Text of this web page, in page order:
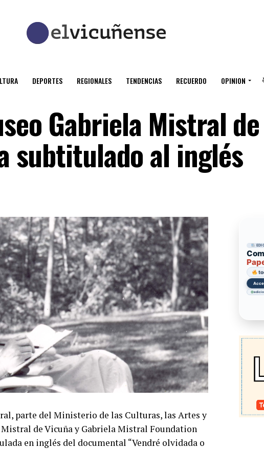
DEPORTES REGIONALES TENDENCIAS RECUERDO OPINION
Gabriela Mistral de
subtitulado al inglés
parte del Ministerio de las Culturas, las Artes y
de Vicuña y Gabriela Mistral Foundation
en inglés del documental “Vendré olvidada o